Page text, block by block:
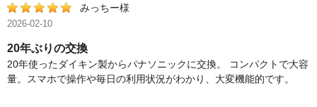
みっちー様
2026-02-10
20年ぶりの交換
20年使ったダイキン製からパナソニックに交換。 コンパクトで大容
量。スマホで操作や毎日の利用状況がわかり、大変機能的です。